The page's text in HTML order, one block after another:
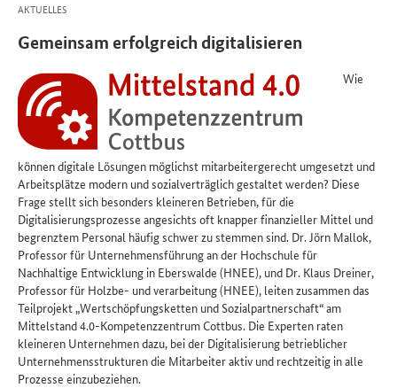
AKTUELLES
Gemeinsam erfolgreich digitalisieren
Wie
können digitale Lösungen möglichst mitarbeitergerecht umgesetzt und
Arbeitsplätze modern und sozialverträglich gestaltet werden? Diese
Frage stellt sich besonders kleineren Betrieben, für die
Digitalisierungsprozesse angesichts oft knapper finanzieller Mittel und
begrenztem Personal häufig schwer zu stemmen sind. Dr. Jörn Mallok,
Professor für Unternehmensführung an der Hochschule für
Nachhaltige Entwicklung in Eberswalde (HNEE), und Dr. Klaus Dreiner,
Professor für Holzbe- und verarbeitung (HNEE), leiten zusammen das
Teilprojekt „Wertschöpfungsketten und Sozialpartnerschaft“ am
Mittelstand 4.0-Kompetenzzentrum Cottbus. Die Experten raten
kleineren Unternehmen dazu, bei der Digitalisierung betrieblicher
Unternehmensstrukturen die Mitarbeiter aktiv und rechtzeitig in alle
Prozesse einzubeziehen.